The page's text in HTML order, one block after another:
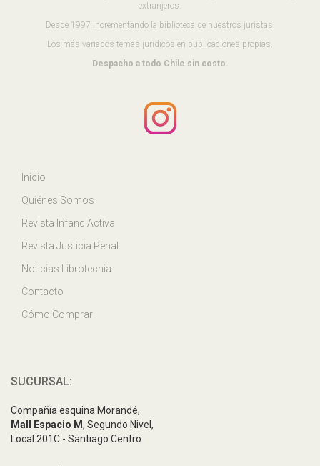
extranjeros.
Desde 1997 incrementando la biblioteca de nuestros juristas.
Los más variados temas juridicos en publicaciones propias.
Despacho a todo Chile sin costo.
Inicio
Quiénes Somos
Revista InfanciActiva
Revista Justicia Penal
Noticias Librotecnia
Contacto
Cómo Comprar
SUCURSAL:
Compañía esquina Morandé,
Mall Espacio M, Segundo Nivel,
Local 201C - Santiago Centro